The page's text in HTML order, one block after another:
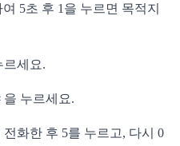
5초 후 1을 누르면 목적지
르세요.
을 누르세요.
화한 후 5를 누르고, 다시 0